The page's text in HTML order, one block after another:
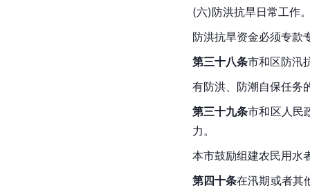
(六)防洪抗旱日常工作
防洪抗旱资金必须专款
第三十八条市和区防汛
有防洪、防潮自保任务
第三十九条市和区人民
力。
本市鼓励组建农民用水
第四十条在汛期或者其